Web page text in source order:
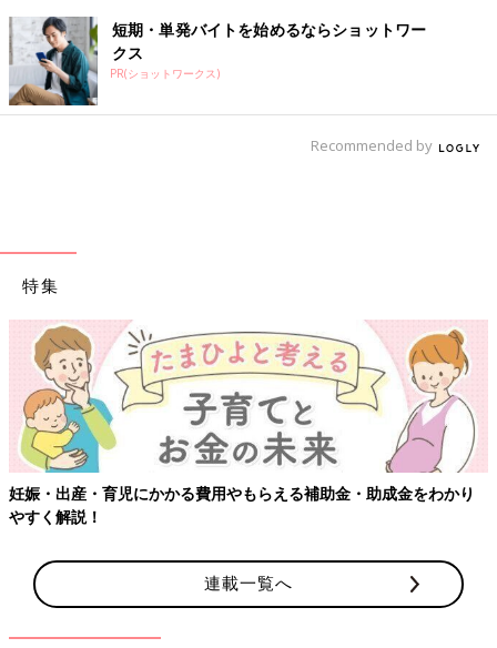
短期・単発バイトを始めるならショットワー
クス
PR(ショットワークス)
Recommended by
特集
妊娠・出産・育児にかかる費用やもらえる補助金・助成金をわかり
やすく解説！
連載一覧へ